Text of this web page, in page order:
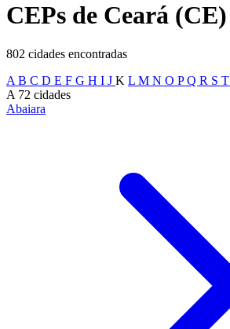
CEPs de Ceará (CE)
802 cidades encontradas
A B C D E F G H I J K L M N O PQ R S T
A 72 cidades
Abaiara